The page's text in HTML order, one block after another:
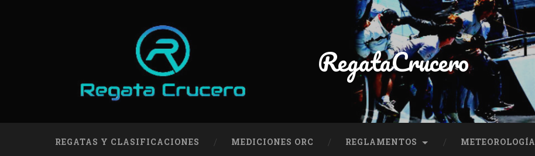
RegataCrucero
REGATAS Y CLASIFICACIONES MEDICIONES ORC REGLAMENTOS METEOROLOGÍA